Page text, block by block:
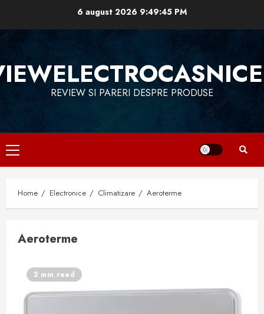
6 august 2026 9:49:46 PM
REVIEW SI PARERI DESPRE PRODUSE
Primary
Menu
Home Electronice Climatizare Aeroterme
Aeroterme
2 min read